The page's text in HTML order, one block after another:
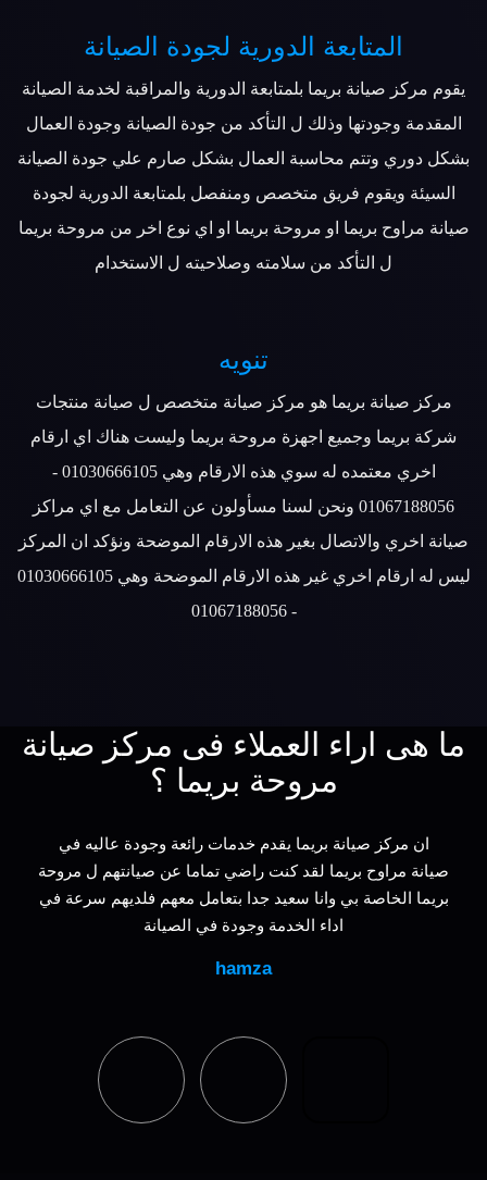
المتابعة الدورية لجودة الصيانة
يقوم مركز صيانة بريما بلمتابعة الدورية والمراقبة لخدمة الصيانة
المقدمة وجودتها وذلك ل التأكد من جودة الصيانة وجودة العمال
بشكل دوري وتتم محاسبة العمال بشكل صارم علي جودة الصيانة
السيئة ويقوم فريق متخصص ومنفصل بلمتابعة الدورية لجودة
صيانة مراوح بريما او مروحة بريما او اي نوع اخر من مروحة بريما
ل التأكد من سلامته وصلاحيته ل الاستخدام
تنويه
مركز صيانة بريما هو مركز صيانة متخصص ل صيانة منتجات
شركة بريما وجميع اجهزة مروحة بريما وليست هناك اي ارقام
اخري معتمده له سوي هذه الارقام وهي 01030666105 -
01067188056 ونحن لسنا مسأولون عن التعامل مع اي مراكز
صيانة اخري والاتصال بغير هذه الارقام الموضحة ونؤكد ان المركز
ليس له ارقام اخري غير هذه الارقام الموضحة وهي 01030666105
- 01067188056
ما هى اراء العملاء فى مركز صيانة
مروحة بريما ؟
ان مركز صيانة بريما يقدم خدمات رائعة وجودة عاليه في
صيانة مراوح بريما لقد كنت راضي تماما عن صيانتهم ل مروحة
بريما الخاصة بي وانا سعيد جدا بتعامل معهم فلديهم سرعة في
اداء الخدمة وجودة في الصيانة
hamza